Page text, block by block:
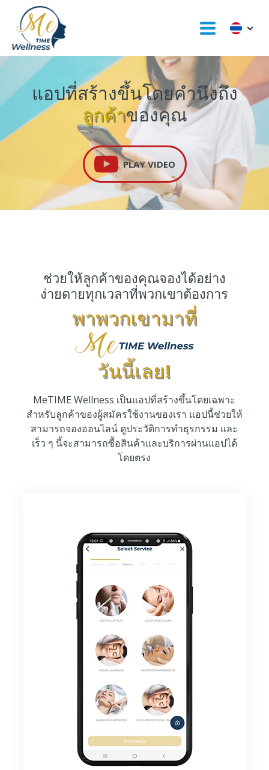
แอปที่สร้างขึ้นโดยคำนึงถึง
ลูกค้าของคุณ
PLAY VIDEO
ช่วยให้ลูกค้าของคุณจองได้อย่าง
ง่ายดายทุกเวลาที่พวกเขาต้องการ
พาพวกเขามาที่
วันนี้เลย!
MeTIME Wellness เป็นแอปที่สร้างขึ้นโดยเฉพาะ
สำหรับลูกค้าของผู้สมัครใช้งานของเรา แอปนี้ช่วยให้
สามารถจองออนไลน์ ดูประวัติการทำธุรกรรม และ
เร็ว ๆ นี้จะสามารถซื้อสินค้าและบริการผ่านแอปได้
โดยตรง